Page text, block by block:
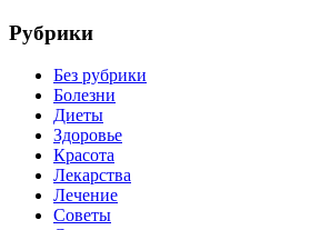
Рубрики
Без рубрики
Болезни
Диеты
Здоровье
Красота
Лекарства
Лечение
Советы